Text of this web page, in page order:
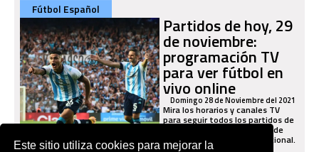
Este sitio utiliza cookies para mejorar la
Fútbol Español
Partidos de hoy, 29
de noviembre:
programación TV
para ver fútbol en
vivo online
Domingo 28 de Noviembre del 2021
Mira los horarios y canales TV
para seguir todos los partidos de
hoy, lunes 29 de noviembre de
2021 a nivel local e internacional.